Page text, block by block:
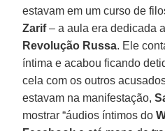
estavam em um curso de
Zarif– a aula era dedicada
Revolução Russa. Ele
íntima e acabou ficando
cela com os outros
estavam na manifestação,
mostrar “áudios íntimos do